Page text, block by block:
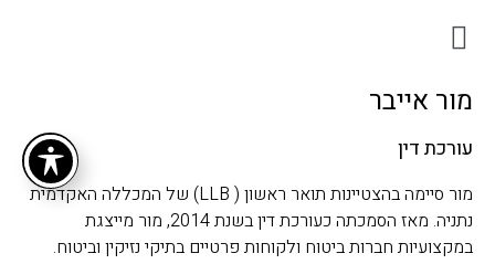
מור אייבר
עורכת דין
מור סיימה בהצטיינות תואר ראשון ( LLB) של המכללה האקדמית
נתניה. מאז הסמכתה כעורכת דין בשנת 2014, מור מייצגת
במקצועיות חברות ביטוח ולקוחות פרטיים בתיקי נזיקין וביטוח.